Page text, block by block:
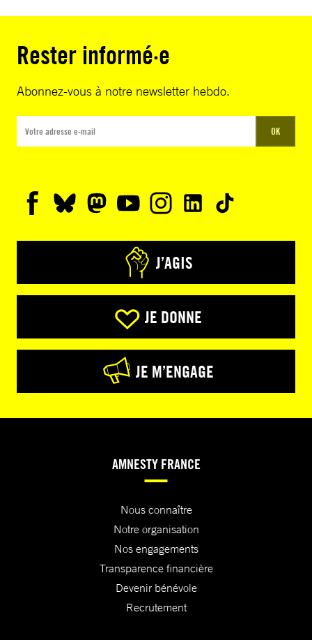
Rester informé·e
Abonnez-vous à notre newsletter hebdo.
OK
J’AGIS
JE DONNE
JE M’ENGAGE
AMNESTY FRANCE
Nous connaître
Notre organisation
Nos engagements
Transparence financière
Devenir bénévole
Recrutement